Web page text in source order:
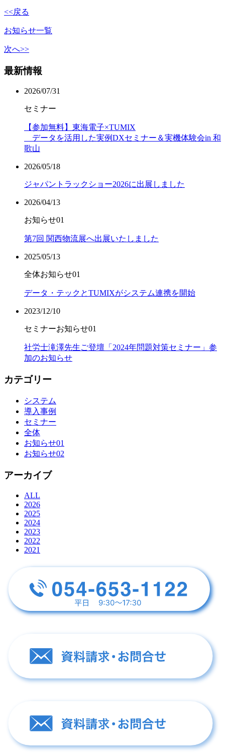
<<戻る
お知らせ一覧
次へ>>
最新情報
2026/07/31
セミナー
【参加無料】東海電子×TUMIX
データを活用した実例DXセミナー＆実機体験会in 和
歌山
2026/05/18
ジャパントラックショー2026に出展しました
2026/04/13
お知らせ01
第7回 関西物流展へ出展いたしました
2025/05/13
全体お知らせ01
データ・テックとTUMIXがシステム連携を開始
2023/12/10
セミナーお知らせ01
社労士滝澤先生ご登壇「2024年問題対策セミナー」参
加のお知らせ
カテゴリー
システム
導入事例
セミナー
全体
お知らせ01
お知らせ02
アーカイブ
ALL
2026
2025
2024
2023
2022
2021